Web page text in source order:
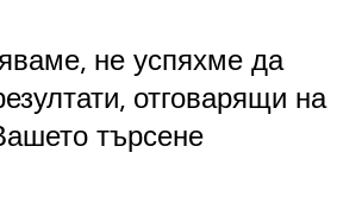
не успяхме да
отговарящи на
търсене